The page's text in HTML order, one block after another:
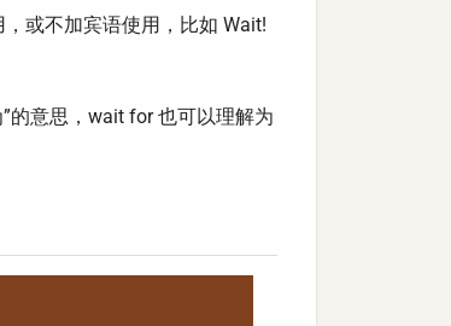
或不加宾语使用，比如 Wait!
的意思，wait for 也可以理解为